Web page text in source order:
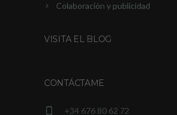
Colaboración y publicidad
VISITA EL BLOG
CONTÁCTAME
+34 676 80 62 72